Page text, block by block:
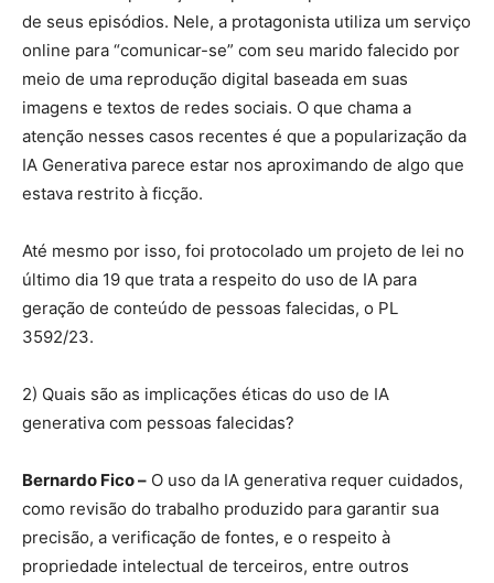
de seus episódios. Nele, a protagonista utiliza um serviço
online para “comunicar-se” com seu marido falecido por
meio de uma reprodução digital baseada em suas
imagens e textos de redes sociais. O que chama a
atenção nesses casos recentes é que a popularização da
IA Generativa parece estar nos aproximando de algo que
estava restrito à ficção.
Até mesmo por isso, foi protocolado um projeto de lei no
último dia 19 que trata a respeito do uso de IA para
geração de conteúdo de pessoas falecidas, o PL
3592/23.
2) Quais são as implicações éticas do uso de IA
generativa com pessoas falecidas?
Bernardo Fico – O uso da IA generativa requer cuidados,
como revisão do trabalho produzido para garantir sua
precisão, a verificação de fontes, e o respeito à
propriedade intelectual de terceiros, entre outros